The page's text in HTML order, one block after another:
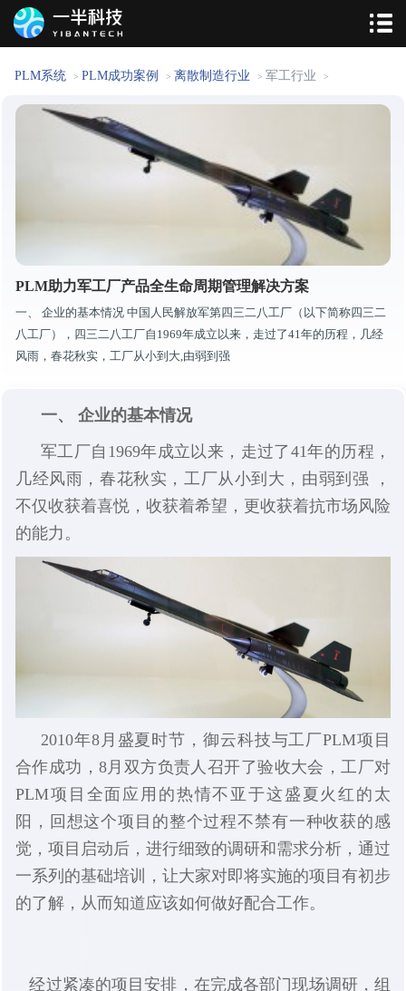
PLM系统 > PLM成功案例 > 离散制造行业 > 军工行业 >
PLM助力军工厂产品全生命周期管理解决方案
一、 企业的基本情况 中国人民解放军第四三二八工厂（以下简称四三二
八工厂），四三二八工厂自1969年成立以来，走过了41年的历程，几经
风雨，春花秋实，工厂从小到大,由弱到强
一、 企业的基本情况
军工厂自1969年成立以来，走过了41年的历程，
几经风雨，春花秋实，工厂从小到大，由弱到强 ，
不仅收获着喜悦，收获着希望，更收获着抗市场风险
的能力。
2010年8月盛夏时节，御云科技与工厂PLM项目
合作成功，8月双方负责人召开了验收大会，工厂对
PLM项目全面应用的热情不亚于这盛夏火红的太
阳，回想这个项目的整个过程不禁有一种收获的感
觉，项目启动后，进行细致的调研和需求分析，通过
一系列的基础培训，让大家对即将实施的项目有初步
的了解，从而知道应该如何做好配合工作。
经过紧凑的项目安排，在完成各部门现场调研，组